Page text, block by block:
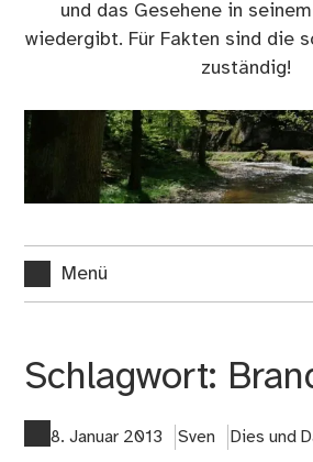
und das Gesehene in
wiedergibt. Für Fakten sind die
zuständig!
Menü
Schlagwort:
8. Januar 2013 Sven Dies und